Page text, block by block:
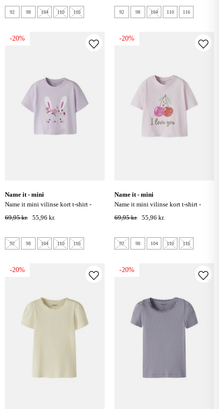
92 98 104 110 116 92 98 104 110 116
-20%
name it - mini
name it mini vilinse kort t-shirt -
lavender fog
69,95 kr. 55,96 kr.
92 98 104 110 116
-20%
name it - mini
name it mini vilinse kort t-shirt -
cradle pink
69,95 kr. 55,96 kr.
92 98 104 110 116
-20% -20%